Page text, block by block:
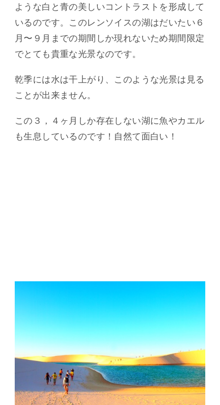
ような白と青の美しいコントラストを形成して
いるのです。このレンソイスの湖はだいたい６
月〜９月までの期間しか現れないため期間限定
でとても貴重な光景なのです。
乾季には水は干上がり、このような光景は見る
ことが出来ません。
この３，４ヶ月しか存在しない湖に魚やカエル
も生息しているのです！自然て面白い！